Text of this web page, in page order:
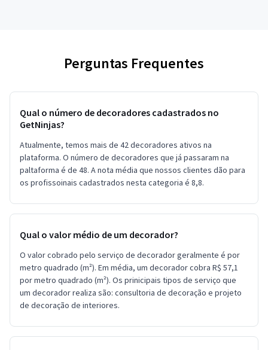
Perguntas Frequentes
Qual o número de decoradores cadastrados no
GetNinjas?
Atualmente, temos mais de 42 decoradores ativos na
plataforma. O número de decoradores que já passaram na
paltaforma é de 48. A nota média que nossos clientes dão para
os profissoinais cadastrados nesta categoria é 8,8.
Qual o valor médio de um decorador?
O valor cobrado pelo serviço de decorador geralmente é por
metro quadrado (m²). Em média, um decorador cobra R$ 57,1
por metro quadrado (m²). Os prinicipais tipos de serviço que
um decorador realiza são: consultoria de decoração e projeto
de decoração de interiores.